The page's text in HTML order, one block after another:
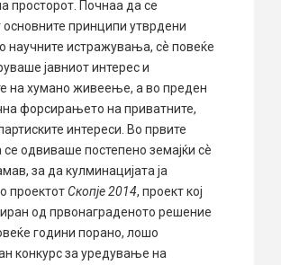
просторот. Почнаа да се
принципи утврдени
научните истражувања, сѐ повеќе
јавниот интерес и
на хумано живеење, а во преден
форсирањето на приватните,
интереси. Во првите
се одвиваше постепено земајќи сѐ
за да кулминацијата ја
проектотСкопје 2014, проект кој
од првонаграденото решение
години порано, лошо
конкурс за уредување на